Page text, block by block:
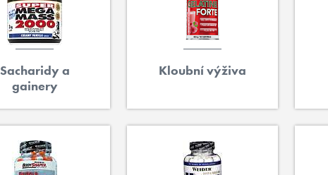
Sacharidy a
gainery
Kloubní výživa